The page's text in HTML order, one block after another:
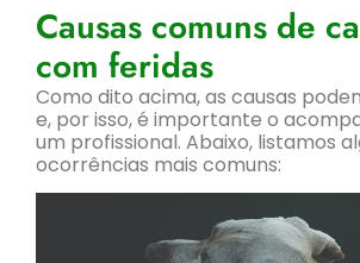
Causas comuns de
com feridas
Como dito acima, as causas
e, por isso, é importante o
um profissional. Abaixo, listamos
ocorrências mais comuns: